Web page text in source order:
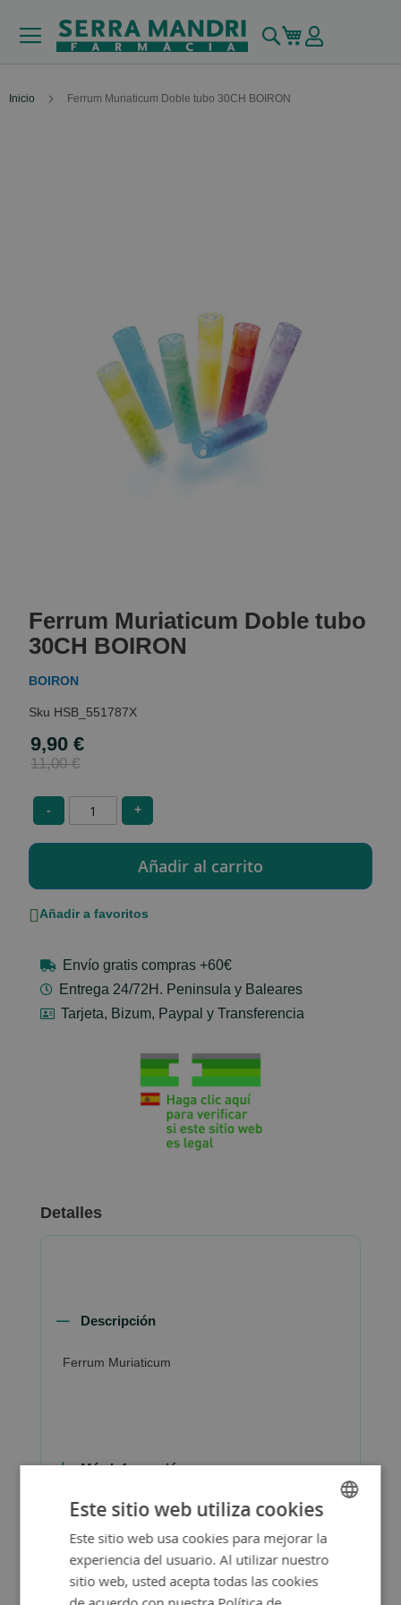
Buscar
Mi carrito
Inicio Ferrum Muriaticum Doble tubo 30CH BOIRON
the
beginning
of
the
gallery
Ferrum Muriaticum Doble tubo
30CH BOIRON
BOIRON
HSB_551787X
Special
Price
9,90 €
11,00 €
- +
Añadir a favoritos
Envío gratis compras +60€
Entrega 24/72H. Peninsula y Baleares
Tarjeta, Bizum, Paypal y Transferencia
Detalles
Descripción
Ferrum Muriaticum
Más Información
SPANISH
ENGLISH
Este sitio web utiliza cookies
Este sitio web usa cookies para mejorar la
experiencia del usuario. Al utilizar nuestro
sitio web, usted acepta todas las cookies